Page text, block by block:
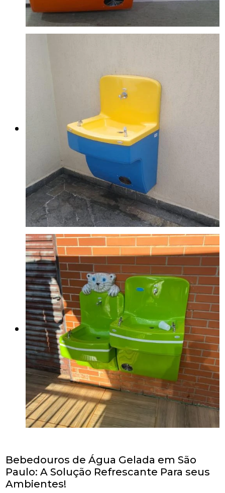
Bebedouros de Água Gelada em São
Paulo: A Solução Refrescante Para seus
Ambientes!